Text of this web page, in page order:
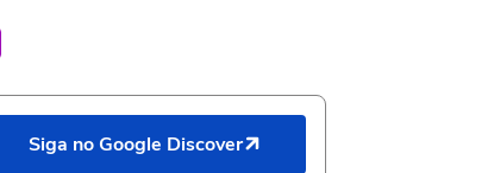
Siga no Google Discover